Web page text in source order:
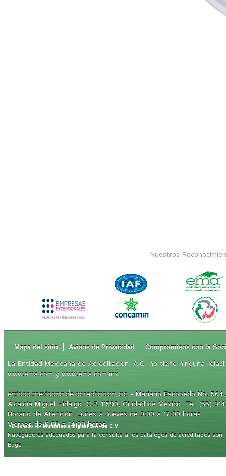
Nuestros
Mapa del sitio Avisos de Privacidad Compromisos con la
La Entidad Mexicana de Acreditación, A.C. no tiene ninguna
www.ema.com y www.ema.com.mx
entidad mexicana de acreditación, a.c. - Mariano Escobedo No.
Alcaldía Miguel Hidalgo, C.P. 11590, Ciudad de México, Tel: (55)
Horario de Atención: Lunes a Jueves de 9:00 a 17:00 horas
Viernes de 9:00 a 14:00 horas
Navegadores adecuados para la consulta a los catálogos de acreditados
Edge.
Diseñado porMultiplexia Digital S.A. de C.V